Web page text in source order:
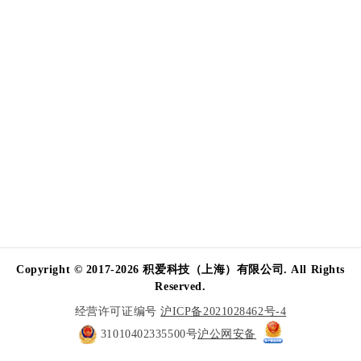
Copyright © 2017-2026 积爱科技（上海）有限公司. All Rights
Reserved.
经营许可证编号沪ICP备2021028462号-4
31010402335500号沪公网安备